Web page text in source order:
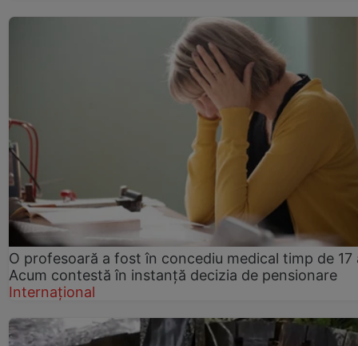
O profesoară a fost în concediu medical timp de 17
Acum contestă în instanță decizia de pensionare
Internațional